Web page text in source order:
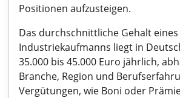
Positionen aufzusteigen.
Das durchschnittliche Gehalt eines
Industriekaufmanns liegt in
35.000 bis 45.000 Euro jährlich,
Branche, Region und
Vergütungen, wie Boni oder